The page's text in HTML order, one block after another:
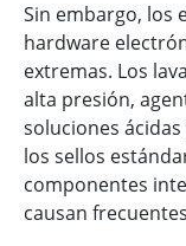
Sin embargo, los
hardware
extremas. Los
alta presión,
soluciones
los sellos
componentes
causan